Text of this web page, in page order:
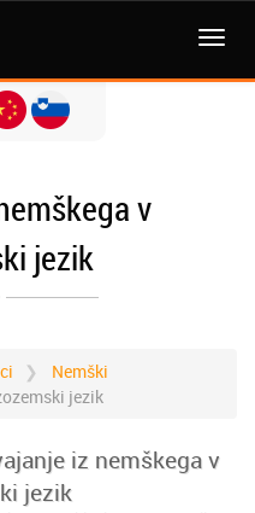
MENI
v
jezik
Nemški
jezik
iz nemškega v
jezik